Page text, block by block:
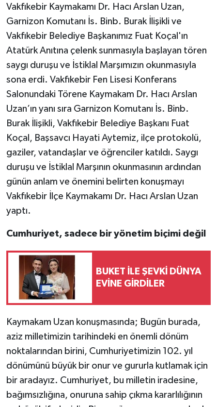
Vakfıkebir Kaymakamı Dr. Hacı Arslan Uzan,
Garnizon Komutanı İs. Binb. Burak İlişikli ve
Vakfıkebir Belediye Başkanımız Fuat Koçal'ın
Atatürk Anıtına çelenk sunmasıyla başlayan tören
saygı duruşu ve İstiklal Marşımızın okunmasıyla
sona erdi. Vakfıkebir Fen Lisesi Konferans
Salonundaki Törene Kaymakam Dr. Hacı Arslan
Uzan’ın yanı sıra Garnizon Komutanı İs. Binb.
Burak İlişikli, Vakfıkebir Belediye Başkanı Fuat
Koçal, Başsavcı Hayati Aytemiz, ilçe protokolü,
gaziler, vatandaşlar ve öğrenciler katıldı. Saygı
duruşu ve İstiklal Marşının okunmasının ardından
günün anlam ve önemini belirten konuşmayı
Vakfıkebir İlçe Kaymakamı Dr. Hacı Arslan Uzan
yaptı.
Cumhuriyet, sadece bir yönetim biçimi değil
BUKET İLE ŞEVKİ DÜNYA
EVİNE GİRDİLER
Kaymakam Uzan konuşmasında; Bugün burada,
aziz milletimizin tarihindeki en önemli dönüm
noktalarından birini, Cumhuriyetimizin 102. yıl
dönümünü büyük bir onur ve gururla kutlamak için
bir aradayız. Cumhuriyet, bu milletin iradesine,
bağımsızlığına, onuruna sahip çıkma kararlılığının